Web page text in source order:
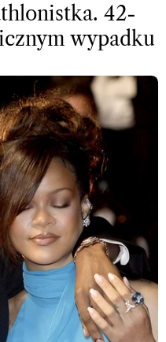
42-
wypadku